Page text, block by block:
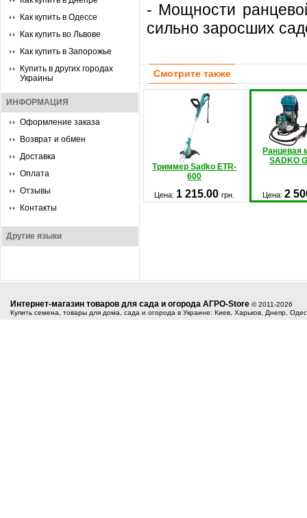
Как купить в Одессе
Как купить во Львове
Как купить в Запорожье
Купить в других городах
Украины
ИНФОРМАЦИЯ
Оформление заказа
Возврат и обмен
Доставка
Оплата
Отзывы
Контакты
Другие языки
- Мощности
сильно заросших
Смотрите также
Триммер Sadko ETR-
600
Ранцевая
SADKO
Цена: 1 215.00грн. Цена: 2
Интернет-магазин товаров для сада и огорода АГРО-Store © 2011-2026
Купить семена, товары для дома, сада и огорода в Украине: Киев, Харьков, Днепр,